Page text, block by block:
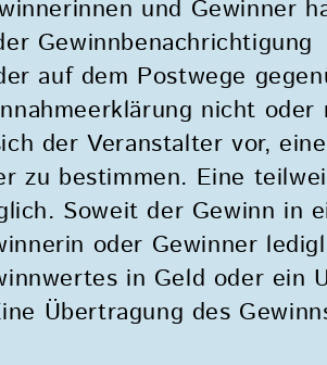
und Gewinner
Gewinnbenachrichtigung
auf dem Postwege
nicht oder
der Veranstalter vor,
zu bestimmen. Eine
Soweit der Gewinn in
oder Gewinner
in Geld oder ein
Übertragung des